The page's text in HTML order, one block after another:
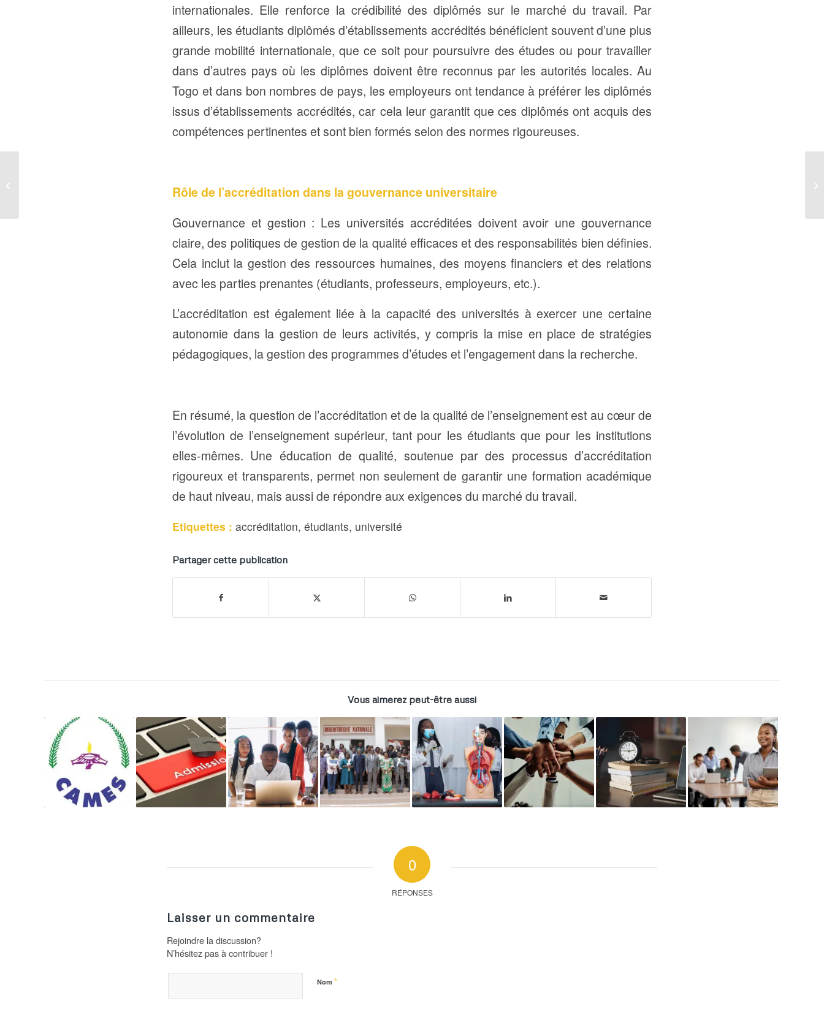
internationales. Elle renforce la crédibilité des diplômés sur le marché du travail. Par
ailleurs, les étudiants diplômés d’établissements accrédités bénéficient souvent d’une plus
grande mobilité internationale, que ce soit pour poursuivre des études ou pour travailler
dans d’autres pays où les diplômes doivent être reconnus par les autorités locales. Au
Togo et dans bon nombres de pays, les employeurs ont tendance à préférer les diplômés
issus d’établissements accrédités, car cela leur garantit que ces diplômés ont acquis des
compétences pertinentes et sont bien formés selon des normes rigoureuses.
Rôle de l’accréditation dans la gouvernance universitaire
Gouvernance et gestion : Les universités accréditées doivent avoir une gouvernance
claire, des politiques de gestion de la qualité efficaces et des responsabilités bien définies.
Cela inclut la gestion des ressources humaines, des moyens financiers et des relations
avec les parties prenantes (étudiants, professeurs, employeurs, etc.).
L’accréditation est également liée à la capacité des universités à exercer une certaine
autonomie dans la gestion de leurs activités, y compris la mise en place de stratégies
pédagogiques, la gestion des programmes d’études et l’engagement dans la recherche.
En résumé, la question de l’accréditation et de la qualité de l’enseignement est au cœur de
l’évolution de l’enseignement supérieur, tant pour les étudiants que pour les institutions
elles-mêmes. Une éducation de qualité, soutenue par des processus d’accréditation
rigoureux et transparents, permet non seulement de garantir une formation académique
de haut niveau, mais aussi de répondre aux exigences du marché du travail.
Etiquettes : accréditation, étudiants, université
Partager cette publication
Vous aimerez peut-être aussi
0
RÉPONSES
Laisser un commentaire
Rejoindre la discussion?
N’hésitez pas à contribuer !
Nom *